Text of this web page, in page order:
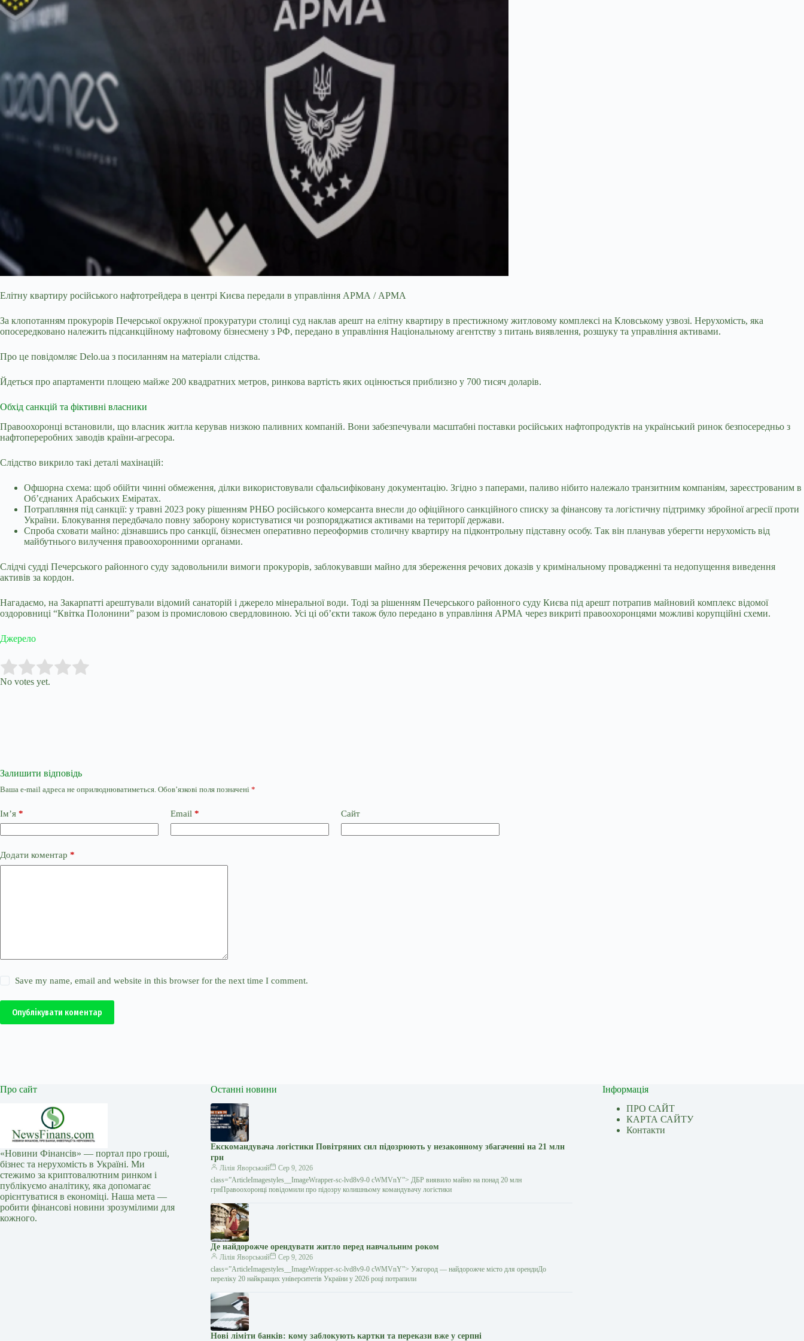
Елітну квартиру російського нафтотрейдера в центрі Києва передали в управління АРМА / АРМА
За клопотанням прокурорів Печерської окружної прокуратури столиці суд наклав арешт на елітну квартиру в престижному житловому комплексі на Кловському узвозі. Нерухомість, яка
опосередковано належить підсанкційному нафтовому бізнесмену з РФ, передано в управління Національному агентству з питань виявлення, розшуку та управління активами.
Про це повідомляє Delo.ua з посиланням на матеріали слідства.
Йдеться про апартаменти площею майже 200 квадратних метров, ринкова вартість яких оцінюється приблизно у 700 тисяч доларів.
Обхід санкцій та фіктивні власники
Правоохоронці встановили, що власник житла керував низкою паливних компаній. Вони забезпечували масштабні поставки російських нафтопродуктів на український ринок безпосередньо з
нафтопереробних заводів країни-агресора.
Слідство викрило такі деталі махінацій:
Офшорна схема: щоб обійти чинні обмеження, ділки використовували сфальсифіковану документацію. Згідно з паперами, паливо нібито належало транзитним компаніям, зареєстрованим в
Об’єднаних Арабських Еміратах.
Потрапляння під санкції: у травні 2023 року рішенням РНБО російського комерсанта внесли до офіційного санкційного списку за фінансову та логістичну підтримку збройної агресії проти
України. Блокування передбачало повну заборону користуватися чи розпоряджатися активами на території держави.
Спроба сховати майно: дізнавшись про санкції, бізнесмен оперативно переоформив столичну квартиру на підконтрольну підставну особу. Так він планував уберегти нерухомість від
майбутнього вилучення правоохоронними органами.
Слідчі судді Печерського районного суду задовольнили вимоги прокурорів, заблокувавши майно для збереження речових доказів у кримінальному провадженні та недопущення виведення
активів за кордон.
Нагадаємо, на Закарпатті арештували відомий санаторій і джерело мінеральної води. Тоді за рішенням Печерського районного суду Києва під арешт потрапив майновий комплекс відомої
оздоровниці “Квітка Полонини” разом із промисловою свердловиною. Усі ці об’єкти також було передано в управління АРМА через викриті правоохоронцями можливі корупційні схеми.
Джерело
Rate this item:
No votes yet.
Залишити відповідь
Ваша e-mail адреса не оприлюднюватиметься. Обов’язкові поля позначені *
Ім’я * Email * Сайт
Додати коментар *
Save my name, email and website in this browser for the next time I comment.
Опублікувати коментар
Про сайт
«Новини Фінансів» — портал про гроші,
бізнес та нерухомість в Україні. Ми
стежимо за криптовалютним ринком і
публікуємо аналітику, яка допомагає
орієнтуватися в економіці. Наша мета —
робити фінансові новини зрозумілими для
кожного.
Останні новини
Екскомандувача логістики Повітряних сил підозрюють у незаконному збагаченні на 21 млн
грн
Лілія Яворський
Сер 9, 2026
class=”ArticleImagestyles__ImageWrapper-sc-lvd8v9-0 cWMVnY”> ДБР виявило майно на понад 20 млн
грнПравоохоронці повідомили про підозру колишньому командувачу логістики
Де найдорожче орендувати житло перед навчальним роком
Лілія Яворський
Сер 9, 2026
class=”ArticleImagestyles__ImageWrapper-sc-lvd8v9-0 cWMVnY”> Ужгород — найдорожче місто для орендиДо
переліку 20 найкращих університетів України у 2026 році потрапили
Нові ліміти банків: кому заблокують картки та перекази вже у серпні
Інформація
ПРО САЙТ
КАРТА САЙТУ
Контакти